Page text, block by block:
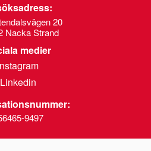
20
Nacka Strand
medier
Linkedin
9497